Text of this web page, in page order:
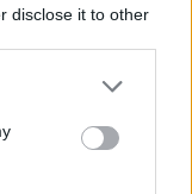
disclose it to other
or more Google
You may click to
party tags to
in below Google